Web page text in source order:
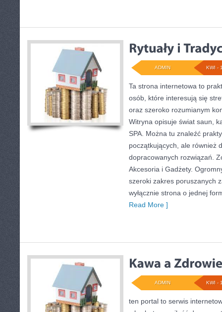
KWI -
ADMIN
Ta strona internetowa to
osób, które interesują się
oraz szeroko rozumianym
Witryna opisuje świat saun,
SPA. Można tu znaleźć
początkujących, ale również
dopracowanych rozwiązań.
Akcesoria i Gadżety.
szeroki zakres poruszanych
wyłącznie strona o jednej
Read More ]
KWI -
ADMIN
ten portal to serwis